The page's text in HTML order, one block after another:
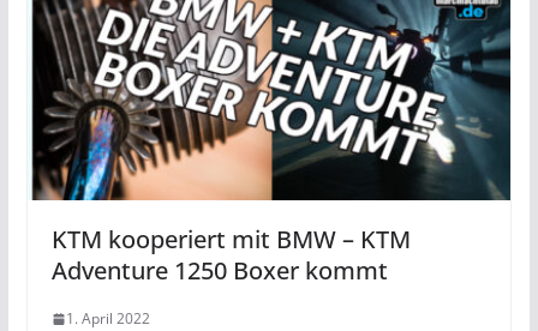
KTM kooperiert mit BMW – KTM
Adventure 1250 Boxer kommt
1. April 2022